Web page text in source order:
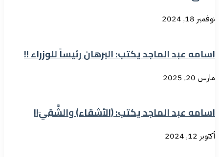
نوفمبر 18, 2024
اسامه عبد الماجد يكتب: البرهان رئيساً للوزراء !!
مارس 20, 2025
اسامه عبد الماجد يكتب: (الأشقاء) والشَّقِيّ!!
أكتوبر 12, 2024